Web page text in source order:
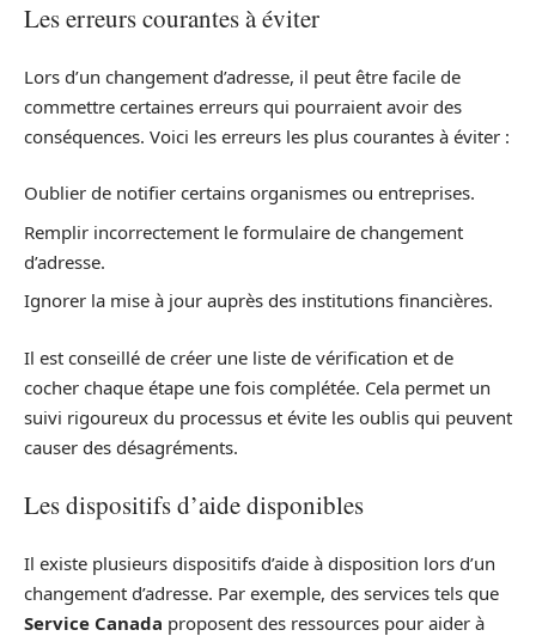
Les erreurs courantes à éviter
Lors d’un changement d’adresse, il peut être facile de
commettre certaines erreurs qui pourraient avoir des
conséquences. Voici les erreurs les plus courantes à éviter :
Oublier de notifier certains organismes ou entreprises.
Remplir incorrectement le formulaire de changement
d’adresse.
Ignorer la mise à jour auprès des institutions financières.
Il est conseillé de créer une liste de vérification et de
cocher chaque étape une fois complétée. Cela permet un
suivi rigoureux du processus et évite les oublis qui peuvent
causer des désagréments.
Les dispositifs d’aide disponibles
Il existe plusieurs dispositifs d’aide à disposition lors d’un
changement d’adresse. Par exemple, des services tels que
Service Canada proposent des ressources pour aider à